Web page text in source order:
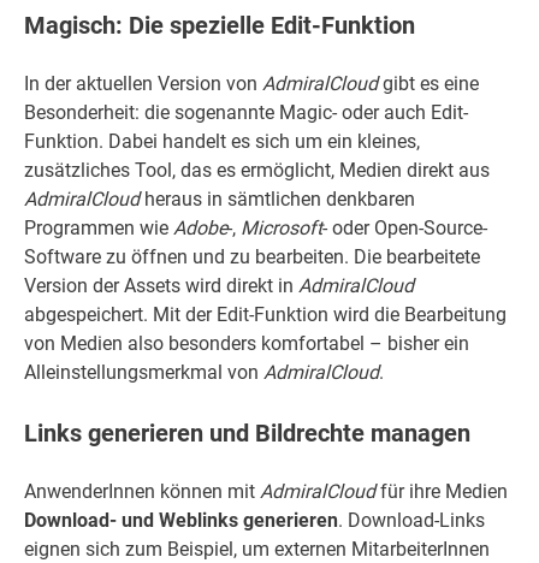
Magisch: Die spezielle Edit-Funktion
In der aktuellen Version von AdmiralCloudgibt es eine
Besonderheit: die sogenannte Magic- oder auch Edit-
Funktion. Dabei handelt es sich um ein kleines,
zusätzliches Tool, das es ermöglicht, Medien direkt aus
AdmiralCloudheraus in sämtlichen denkbaren
Programmen wie Adobe-, Microsoft- oder Open-Source-
Software zu öffnen und zu bearbeiten. Die bearbeitete
Version der Assets wird direkt in AdmiralCloud
abgespeichert. Mit der Edit-Funktion wird die Bearbeitung
von Medien also besonders komfortabel – bisher ein
Alleinstellungsmerkmal von AdmiralCloud.
Links generieren und Bildrechte managen
AnwenderInnen können mit AdmiralCloudfür ihre Medien
Download- und Weblinks generieren. Download-Links
eignen sich zum Beispiel, um externen MitarbeiterInnen